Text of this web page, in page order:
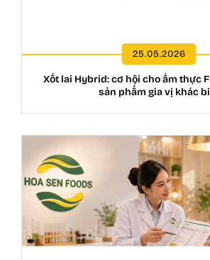
25.05.2026
Xốt lai Hybrid: cơ hội cho ẩm thực
sản phẩm gia vị khác